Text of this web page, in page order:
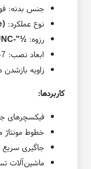
جنس بدنه:
نوع عملکرد:
رزوه: ½"-13UNC
ابعاد نصب: 147×80.5mm
زاویه باز‌شدن
کاربردها:
فیکسچرهای
خطوط مونتاژ
جاگیری سریع
ماشین‌آلات